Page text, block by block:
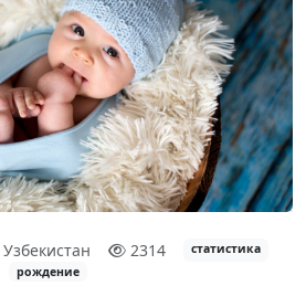
Узбекистан 2314
статистика
рождение